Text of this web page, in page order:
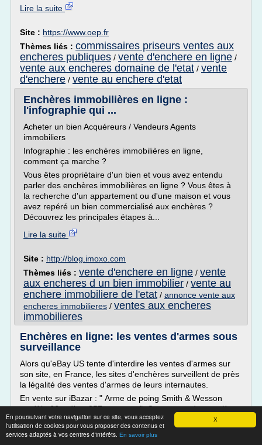
X
En poursuivant votre navigation sur ce site, vous acceptez
l'utilisation de cookies pour vous proposer des contenus et
services adaptés à vos centres d'intérêts. En savoir plus
Lire la suite
Site : https://www.oep.fr
Thèmes liés : commissaires priseurs ventes aux
encheres publiques / vente d'enchere en ligne /
vente aux encheres domaine de l'etat / vente
d'enchere / vente au enchere d'etat
Enchères immobilières en ligne :
l'infographie qui ...
Acheter un bien Acquéreurs / Vendeurs Agents
immobiliers
Infographie : les enchères immobilières en ligne,
comment ça marche ?
Vous êtes propriétaire d'un bien et vous avez entendu
parler des enchères immobilières en ligne ? Vous êtes à
la recherche d'un appartement ou d'une maison et vous
avez repéré un bien commercialisé aux enchères ?
Découvrez les principales étapes à...
Lire la suite
Site : http://blog.imoxo.com
Thèmes liés : vente d'enchere en ligne / vente
aux encheres d un bien immobilier / vente au
enchere immobiliere de l'etat / annonce vente aux
encheres immobilieres / ventes aux encheres
immobilieres
Enchères en ligne: les ventes d'armes sous
surveillance
Alors qu'eBay US tente d'interdire les ventes d'armes sur
son site, en France, les sites d'enchères surveillent de près
la légalité des ventes d'armes de leurs internautes.
En vente sur iBazar : " Arme de poing Smith & Wesson
modèle 66 calibre 357 magnum ". Cette arme de première
catégorie, selon la loi sur les armes, est dangereuse car
elle est classée parmi les matériels de...